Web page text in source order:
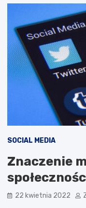
SOCIAL MEDIA
Znaczenie
22 kwietnia 2022